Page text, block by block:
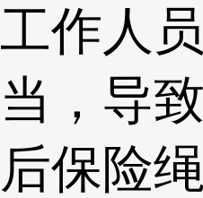
工作人
当，导
后保险